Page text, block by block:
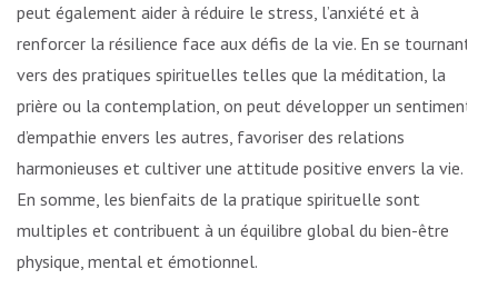
peut également aider à réduire le stress, l’anxiété et à
renforcer la résilience face aux défis de la vie. En se tournant
vers des pratiques spirituelles telles que la méditation, la
prière ou la contemplation, on peut développer un sentiment
d’empathie envers les autres, favoriser des relations
harmonieuses et cultiver une attitude positive envers la vie.
En somme, les bienfaits de la pratique spirituelle sont
multiples et contribuent à un équilibre global du bien-être
physique, mental et émotionnel.